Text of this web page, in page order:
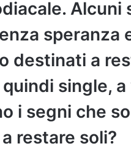
Alcuni
speranza
destinati a
single,
i segni che
restare soli?